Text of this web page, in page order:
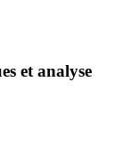
et analyse